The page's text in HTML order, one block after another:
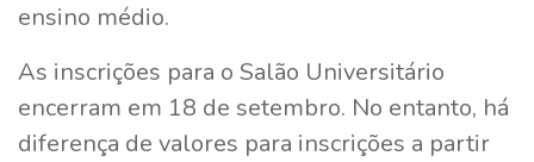
ensino médio.
As inscrições para o Salão Universitário
encerram em 18 de setembro. No entanto, há
diferença de valores para inscrições a partir